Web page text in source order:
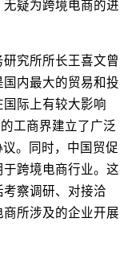
疑为跨境电商的进
究所所长王喜文曾
内最大的贸易和投
际上有较大影响
工商界建立了广泛
。同时，中国贸促
跨境电商行业。这
察调研、对接洽
所涉及的企业开展